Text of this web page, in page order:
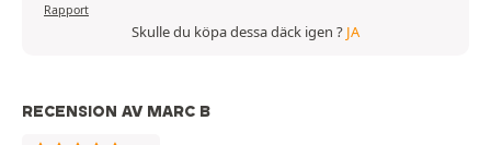
Rapport
Skulle du köpa dessa däck igen ? JA
RECENSION AV MARC B